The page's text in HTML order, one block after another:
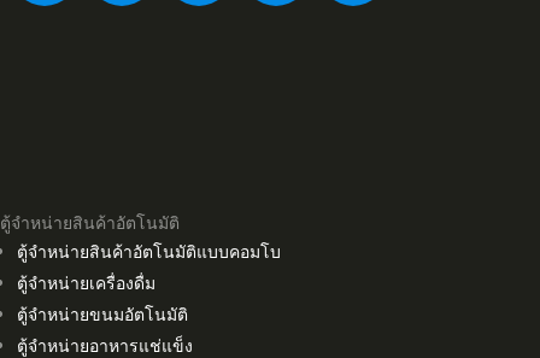
ตู้จำหน่ายสินค้าอัตโนมัติ
ตู้จำหน่ายสินค้าอัตโนมัติแบบคอมโบ
ตู้จำหน่ายเครื่องดื่ม
ตู้จำหน่ายขนมอัตโนมัติ
ตู้จำหน่ายอาหารแช่แข็ง